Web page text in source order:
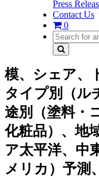
Press
Contact Us
0
模、シェア、
タイプ別（ル
途別（塗料・
化粧品）、地
ア太平洋、中
メリカ）予測